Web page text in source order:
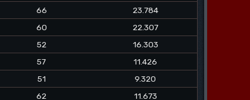
66
23.784
60
22.307
52
16.303
57
11.426
51
9.320
62
11.673